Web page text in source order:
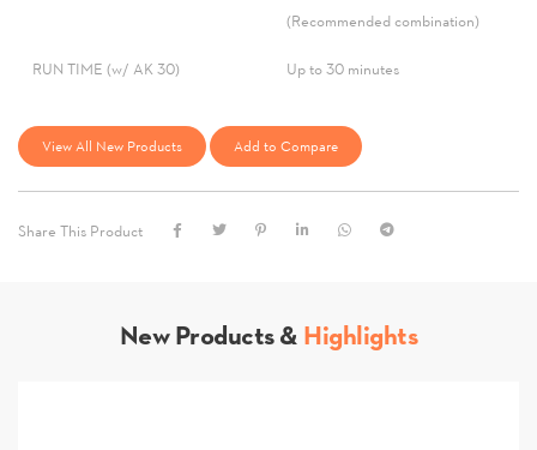
(Recommended combination)
RUN TIME (w/ AK 30) Up to 30 minutes
View All New Products Add to Compare
Share This Product
New Products &Highlights